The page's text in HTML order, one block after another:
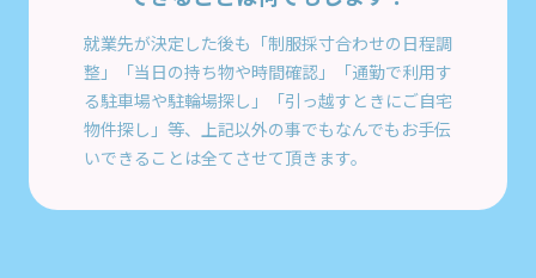
就業先が決定した後も「制服採寸合わせの日程調
整」「当日の持ち物や時間確認」「通勤で利用す
る駐車場や駐輪場探し」「引っ越すときにご自宅
物件探し」等、上記以外の事でもなんでもお手伝
いできることは全てさせて頂きます。